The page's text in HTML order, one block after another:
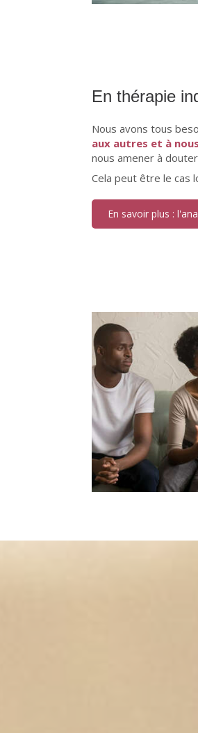
En thérapie
Nous avons tous
aux autres et à
nous amener à
Cela peut être le cas
En savoir plus :